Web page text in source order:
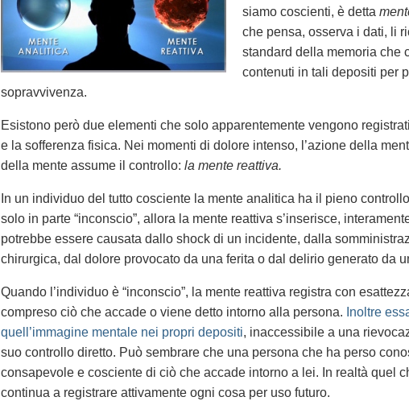
siamo coscienti, è detta
che pensa, osserva i dati, li
standard della memoria che
contenuti in tali depositi per
sopravvivenza.
Esistono però due elementi che solo apparentemente vengono
e la sofferenza fisica. Nei momenti di dolore intenso, l’azione della
della mente assume il controllo: la mente reattiva.
In un individuo del tutto cosciente la mente analitica ha il pieno
solo in parte “inconscio”, allora la mente reattiva s’inserisce,
potrebbe essere causata dallo shock di un incidente, dalla
chirurgica, dal dolore provocato da una ferita o dal delirio generato da
Quando l’individuo è “inconscio”, la mente reattiva registra con
compreso ciò che accade o viene detto intorno alla persona. Inoltre
quell’immagine mentale nei propri depositi, inaccessibile a una
suo controllo diretto. Può sembrare che una persona che ha perso
consapevole e cosciente di ciò che accade intorno a lei. In realtà quel
continua a registrare attivamente ogni cosa per uso futuro.